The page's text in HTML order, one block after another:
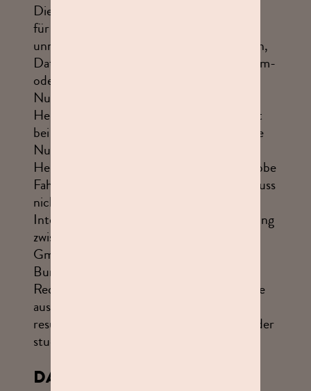
Die studioline Holding GmbH haftet nicht
für Schäden, insbesondere nicht für
unmittelbare oder mittelbare Folgeschäden,
Datenverlust, entgangenen Gewinn, System-
oder Produktionsausfälle, die durch die
Nutzung dieser Internetseiten oder das
Herunterladen von Daten entstehen. Liegt
bei einem entstandenen Schaden durch die
Nutzung der Internetseiten oder das
Herunterladen von Daten Vorsatz oder grobe
Fahrlässigkeit vor, gilt der Haftungsausschluss
nicht. Die durch die Nutzung der
Internetseiten entstandene Rechtsbeziehung
zwischen Ihnen und der studioline Holding
GmbH unterliegt dem Recht der
Bundesrepublik Deutschland. Bei
Rechtsstreitigkeiten mit Vollkaufleuten, die
aus der Nutzung dieser Internetseiten
resultieren, ist der Gerichtsstand der Sitz der
studioline Holding GmbH in Kiel.
DATENSCHUTZ